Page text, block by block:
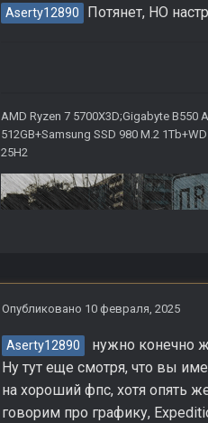
Aserty12890 Потянет, НО
AMD Ryzen 7 5700X3D;Gigabyte B550
512GB+Samsung SSD 980 M.2
25H2
Опубликовано 10 февраля, 2025
Aserty12890
нужно конечно
Ну тут еще смотря, что вы
на хороший фпс, хотя опять
говорим про графику,